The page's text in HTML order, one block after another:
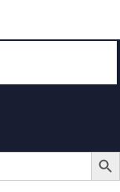
Search